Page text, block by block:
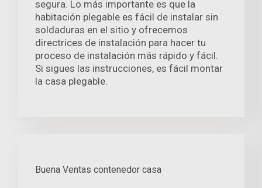
segura. Lo más importante es que la
habitación plegable es fácil de instalar sin
soldaduras en el sitio y ofrecemos
directrices de instalación para hacer tu
proceso de instalación más rápido y fácil.
Si sigues las instrucciones, es fácil montar
la casa plegable.
Buena Ventas contenedor casa